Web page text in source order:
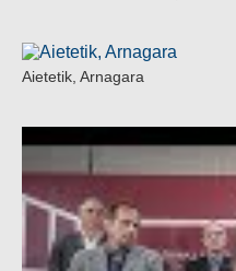
Aietetik, Arnagara